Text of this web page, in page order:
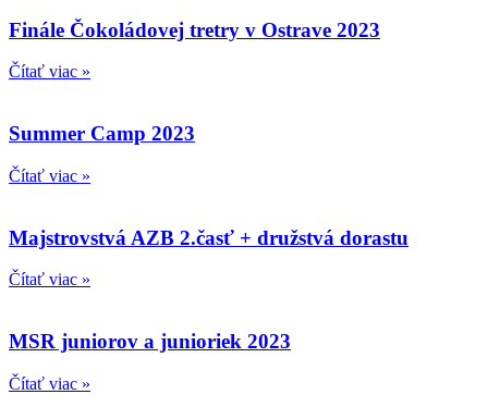
Finále Čokoládovej tretry v Ostrave 2023
Čítať viac »
Summer Camp 2023
Čítať viac »
Majstrovstvá AZB 2.časť + družstvá dorastu
Čítať viac »
MSR juniorov a junioriek 2023
Čítať viac »